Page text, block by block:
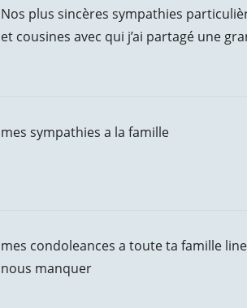
Nos plus sincères sympathies
et cousines avec qui j’ai partagé une
mes sympathies a la famille
mes condoleances a toute ta famille
nous manquer